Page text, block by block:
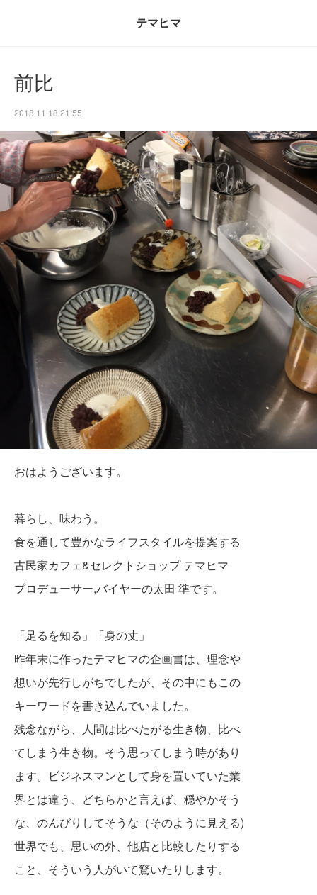
テマヒマ
前比
2018.11.18 21:55
おはようございます。
暮らし、味わう。
食を通して豊かなライフスタイルを提案する
古民家カフェ&セレクトショップ テマヒマ
プロデューサー,バイヤーの太田 準です。
「足るを知る」「身の丈」
昨年末に作ったテマヒマの企画書は、理念や
想いが先行しがちでしたが、その中にもこの
キーワードを書き込んでいました。
残念ながら、人間は比べたがる生き物、比べ
てしまう生き物。そう思ってしまう時があり
ます。ビジネスマンとして身を置いていた業
界とは違う、どちらかと言えば、穏やかそう
な、のんびりしてそうな（そのように見える)
世界でも、思いの外、他店と比較したりする
こと、そういう人がいて驚いたりします。